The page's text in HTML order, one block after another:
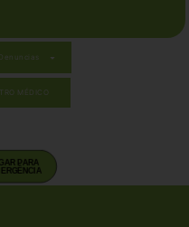
MÉDICO
Denuncias
PARA